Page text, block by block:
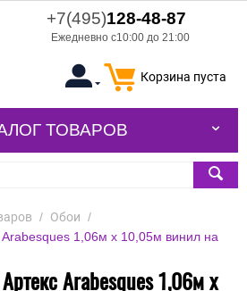
+7(495)128-48-87
Ежедневно с10:00 до 21:00
Корзина пуста
ТОВАРОВ
/ Обои /
1,06м х 10,05м винил на
Arabesques 1,06м х